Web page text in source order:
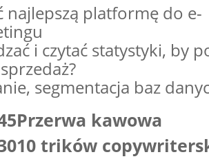
najlepszą platformę do e-
i czytać statystyki, by
segmentacja baz
kawowa
trików